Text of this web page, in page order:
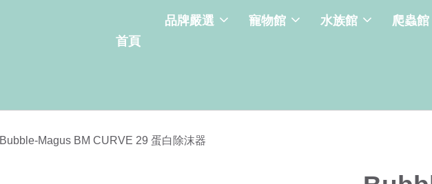
首頁
品牌嚴選 寵物館 水族館 爬蟲館
Bubble-Magus BM CURVE 29 蛋白除沫器